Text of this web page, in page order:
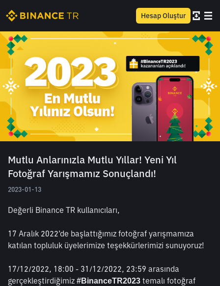
Hesap Oluştur
Mutlu Anlarınızla Mutlu Yıllar! Yeni Yıl
Fotoğraf Yarışmamız Sonuçlandı!
2023-01-13
Değerli Binance TR kullanıcıları,
17 Aralık 2022’de başlattığımız fotoğraf yarışmamıza
katılan topluluk üyelerimize teşekkürlerimizi sunuyoruz!
17/12/2022, 18:00 - 31/12/2022, 23:59 arasında
gerçekleştirdiğimiz #BinanceTR2023 temalı fotoğraf